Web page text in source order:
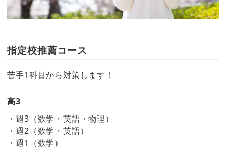
指定校推薦コース
苦手1科目から対策します！
高3
・週3（数学・英語・物理）
・週2（数学・英語）
・週1（数学）